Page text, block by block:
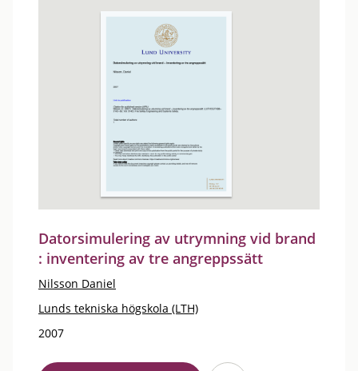
Datorsimulering av utrymning vid brand
: inventering av tre angreppssätt
Nilsson Daniel
Lunds tekniska högskola (LTH)
2007